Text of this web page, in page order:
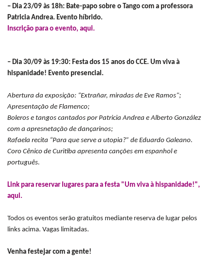
– Dia 23/09 às 18h: Bate-papo sobre o Tango com a professora
Patricia Andrea. Evento híbrido.
Inscrição para o evento, aqui.
– Dia 30/09 às 19:30: Festa dos 15 anos do CCE. Um viva à
hispanidade! Evento presencial.
Abertura da exposição: “Extrañar, miradas de Eve Ramos";
Apresentação de Flamenco;
Boleros e tangos cantados por Patricia Andrea e Alberto González
com a apresnetação de dançarinos;
Rafaela recita “Para que serve a utopia?” de Eduardo Galeano.
Coro Cênico de Curitiba apresenta canções em espanhol e
português.
Link para reservar lugares para a festa "Um viva à hispanidade!",
aqui.
Todos os eventos serão gratuitos mediante reserva de lugar pelos
links acima. Vagas limitadas.
Venha festejar com a gente!